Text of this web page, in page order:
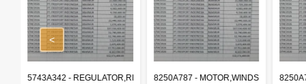
DOOR WINDOW,LH
5743A342 - REGULATOR,RR DOOR WINDOW,RH8250A787 - MOTOR,WINDSHIELD
<